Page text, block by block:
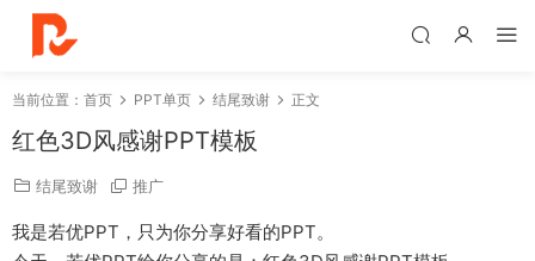
当前位置： 首页 PPT单页 结尾致谢 正文
红色3D风感谢PPT模板
结尾致谢 推广
我是若优PPT，只为你分享好看的PPT。